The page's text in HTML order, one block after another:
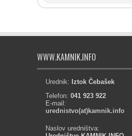
WWW.KAMNIK.INFO
Urednik: Iztok Čebašek
Telefon: 041 923 922
E-mail:
urednistvo(at)kamnik.info
Naslov uredništva: